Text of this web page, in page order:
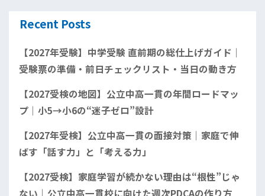
Recent Posts
【2027年受験】中学受験 直前期の総仕上げガイド｜
受験票の準備・前日チェックリスト・当日の動き方
【2027受検の地図】公立中高一貫の年間ロードマッ
プ｜小5→小6の“迷子ゼロ”設計
【2027年受検】公立中高一貫の面接対策｜家庭で伸
ばす「話す力」と「考える力」
【2027受検】家庭学習が続かない理由は“根性”じゃ
ない｜公立中高一貫校に向けた週次PDCAの作り方